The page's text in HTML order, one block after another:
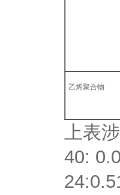
乙烯聚合物
上表
40: